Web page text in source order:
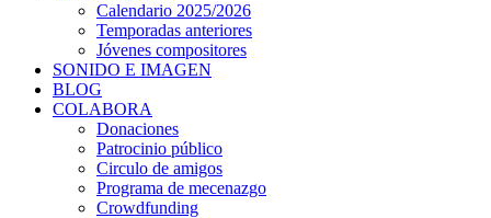
Calendario 2025/2026
Temporadas anteriores
Jóvenes compositores
SONIDO E IMAGEN
BLOG
COLABORA
Donaciones
Patrocinio público
Circulo de amigos
Programa de mecenazgo
Crowdfunding